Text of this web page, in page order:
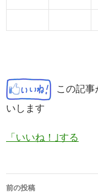
この記
いします
「いいね！｣する
投
前の投稿